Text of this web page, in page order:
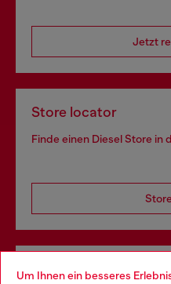
Um Ihnen ein besseres
Jetzt
Store locator
Finde einen Diesel Store in
Omnichannel-Services